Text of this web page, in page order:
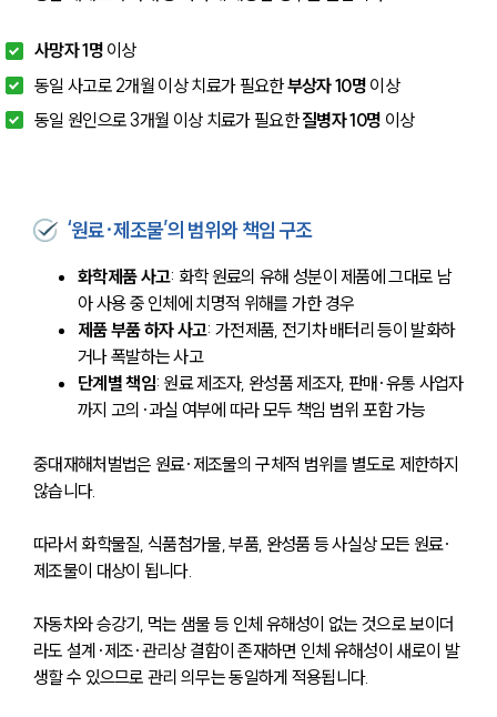
사망자 1명 이상
동일 사고로 2개월 이상 치료가 필요한 부상자 10명 이상
동일 원인으로 3개월 이상 치료가 필요한 질병자 10명 이상
‘원료·제조물’의 범위와 책임 구조
화학제품 사고: 화학 원료의 유해 성분이 제품에 그대로 남
아 사용 중 인체에 치명적 위해를 가한 경우
제품 부품 하자 사고: 가전제품, 전기차 배터리 등이 발화하
거나 폭발하는 사고
단계별 책임: 원료 제조자, 완성품 제조자, 판매·유통 사업자
까지 고의·과실 여부에 따라 모두 책임 범위 포함 가능
중대재해처벌법은 원료·제조물의 구체적 범위를 별도로 제한하지
않습니다.
따라서 화학물질, 식품첨가물, 부품, 완성품 등 사실상 모든 원료·
제조물이 대상이 됩니다.
자동차와 승강기, 먹는 샘물 등 인체 유해성이 없는 것으로 보이더
라도 설계·제조·관리상 결함이 존재하면 인체 유해성이 새로이 발
생할 수 있으므로 관리 의무는 동일하게 적용됩니다.